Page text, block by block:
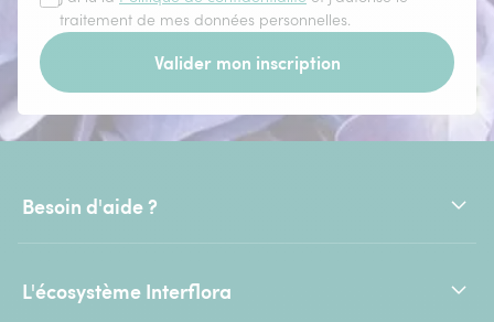
traitement de mes données personnelles.
Valider mon inscription
Besoin d'aide ?
L'écosystème Interflora